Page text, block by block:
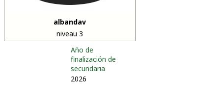
albandav
niveau 3
Año de
finalización de
secundaria
2026